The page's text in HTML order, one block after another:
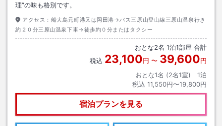
理”の味も格別です。
アクセス： 船大島元町港又は岡田港→バス三原山登山線三原山温泉行き
約２０分三原山温泉下車→徒歩約０分またはタクシー
おとな2名 1泊1部屋 合計
税込 23,100円 〜 39,600円
おとな1名 (2名1室)｜ 1泊
税込 11,550円〜19,800円
宿泊プランを見る